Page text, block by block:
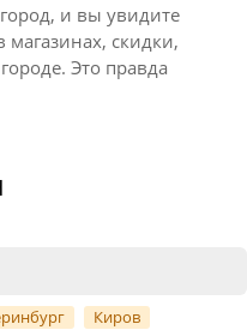
и вы увидите
магазинах, скидки,
Это правда
Киров